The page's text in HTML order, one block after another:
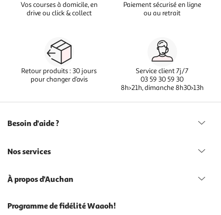
Vos courses à domicile, en
drive ou click & collect
Paiement sécurisé en ligne
ou au retrait
Retour produits : 30 jours
pour changer d’avis
Service client 7j/7
03 59 30 59 30
8h>21h, dimanche 8h30>13h
Besoin d'aide ?
Nos services
À propos d'Auchan
Programme de fidélité Waaoh!